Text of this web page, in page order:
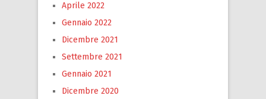
Aprile 2022
Gennaio 2022
Dicembre 2021
Settembre 2021
Gennaio 2021
Dicembre 2020